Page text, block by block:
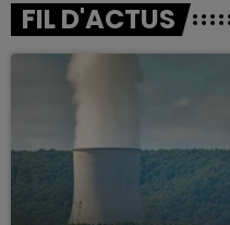
FIL D'ACTUS